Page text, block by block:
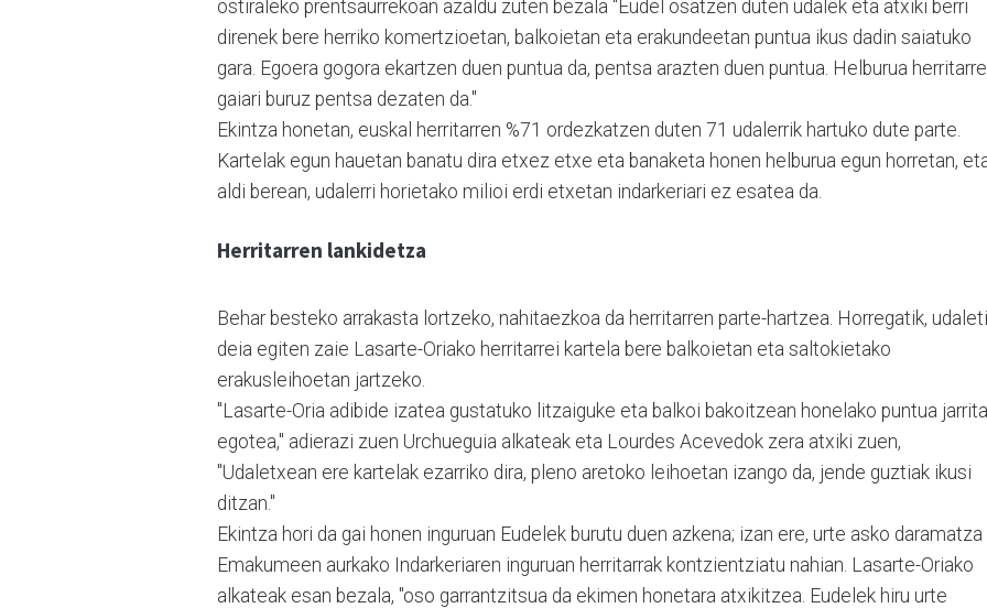
ostiraleko prentsaurrekoan azaldu zuten bezala "Eudel osatzen duten udalek eta atxiki berri
direnek bere herriko komertzioetan, balkoietan eta erakundeetan puntua ikus dadin saiatuko
gara. Egoera gogora ekartzen duen puntua da, pentsa arazten duen puntua. Helburua
gaiari buruz pentsa dezaten da."
Ekintza honetan, euskal herritarren %71 ordezkatzen duten 71 udalerrik hartuko dute parte.
Kartelak egun hauetan banatu dira etxez etxe eta banaketa honen helburua egun horretan,
aldi berean, udalerri horietako milioi erdi etxetan indarkeriari ez esatea da.
Herritarren lankidetza
Behar besteko arrakasta lortzeko, nahitaezkoa da herritarren parte-hartzea. Horregatik,
deia egiten zaie Lasarte-Oriako herritarrei kartela bere balkoietan eta saltokietako
erakusleihoetan jartzeko.
"Lasarte-Oria adibide izatea gustatuko litzaiguke eta balkoi bakoitzean honelako puntua jarrita
egotea," adierazi zuen Urchueguia alkateak eta Lourdes Acevedok zera atxiki zuen,
"Udaletxean ere kartelak ezarriko dira, pleno aretoko leihoetan izango da, jende guztiak ikusi
ditzan."
Ekintza hori da gai honen inguruan Eudelek burutu duen azkena; izan ere, urte asko daramatza
Emakumeen aurkako Indarkeriaren inguruan herritarrak kontzientziatu nahian. Lasarte-Oriako
alkateak esan bezala, "oso garrantzitsua da ekimen honetara atxikitzea. Eudelek hiru urte